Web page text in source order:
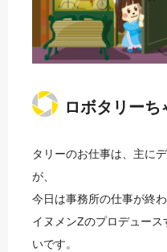
ロボタリーち
タリーのお仕事は、主に
が、
今日は事務所の仕事が終わ
イヌメンZのプロデュー
いです。